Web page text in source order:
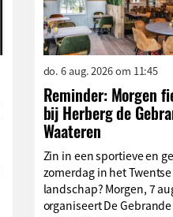
do. 6 aug. 2026 om 11:45
Reminder: Morgen
bij Herberg de
Waateren
Zin in een sportieve en
zomerdag in het Twentse
landschap? Morgen, 7
organiseert De